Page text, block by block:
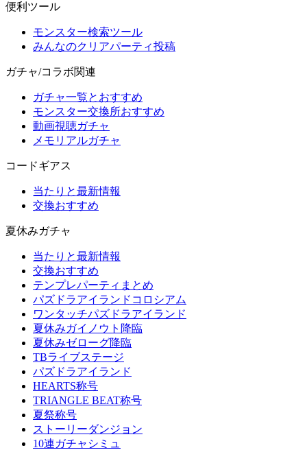
便利ツール
モンスター検索ツール
みんなのクリアパーティ投稿
ガチャ/コラボ関連
ガチャ一覧とおすすめ
モンスター交換所おすすめ
動画視聴ガチャ
メモリアルガチャ
コードギアス
当たりと最新情報
交換おすすめ
夏休みガチャ
当たりと最新情報
交換おすすめ
テンプレパーティまとめ
パズドラアイランドコロシアム
ワンタッチパズドラアイランド
夏休みガイノウト降臨
夏休みゼローグ降臨
TBライブステージ
パズドラアイランド
HEARTS称号
TRIANGLE BEAT称号
夏祭称号
ストーリーダンジョン
10連ガチャシミュ